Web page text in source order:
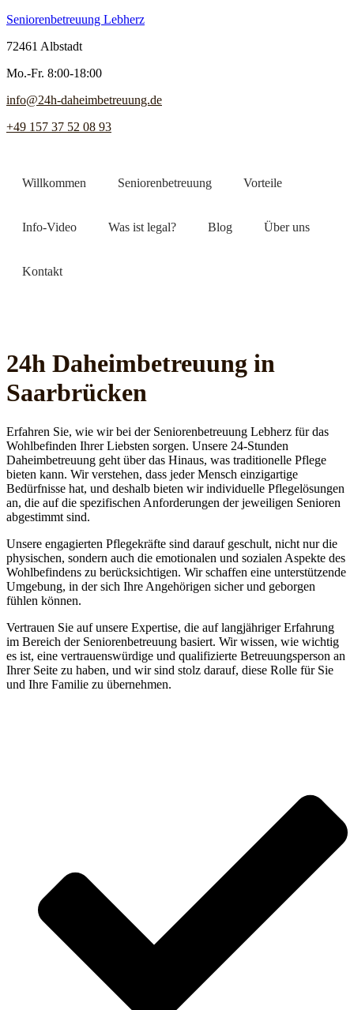
Seniorenbetreuung Lebherz
72461 Albstadt
Mo.-Fr. 8:00-18:00
info@24h-daheimbetreuung.de
+49 157 37 52 08 93
Willkommen Seniorenbetreuung Vorteile
Info-Video Was ist legal? Blog Über uns
Kontakt
24h Daheim­betreuung in
Saarbrücken
Erfahren Sie, wie wir bei der Seniorenbetreuung Lebherz für das
Wohlbefinden Ihrer Liebsten sorgen. Unsere 24-Stunden
Daheimbetreuung geht über das Hinaus, was traditionelle Pflege
bieten kann. Wir verstehen, dass jeder Mensch einzigartige
Bedürfnisse hat, und deshalb bieten wir individuelle Pflegelösungen
an, die auf die spezifischen Anforderungen der jeweiligen Senioren
abgestimmt sind.
Unsere engagierten Pflegekräfte sind darauf geschult, nicht nur die
physischen, sondern auch die emotionalen und sozialen Aspekte des
Wohlbefindens zu berücksichtigen. Wir schaffen eine unterstützende
Umgebung, in der sich Ihre Angehörigen sicher und geborgen
fühlen können.
Vertrauen Sie auf unsere Expertise, die auf langjähriger Erfahrung
im Bereich der Seniorenbetreuung basiert. Wir wissen, wie wichtig
es ist, eine vertrauenswürdige und qualifizierte Betreuungsperson an
Ihrer Seite zu haben, und wir sind stolz darauf, diese Rolle für Sie
und Ihre Familie zu übernehmen.